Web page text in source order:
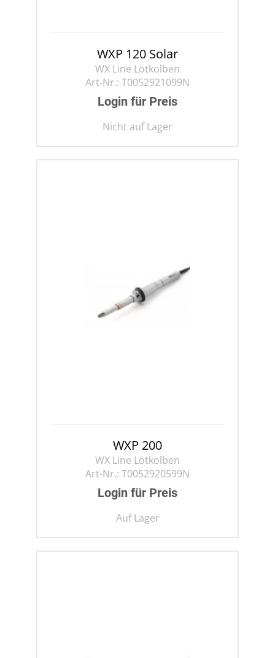
WXP 120 Solar
WX Line Lötkolben
Art-Nr.: T0052921099N
Login für Preis
Nicht auf Lager
WXP 200
WX Line Lötkolben
Art-Nr.: T0052920599N
Login für Preis
Auf Lager